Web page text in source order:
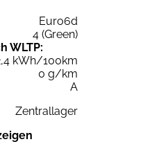
Euro6d
4 (Green)
WLTP:
kWh/100km
0 g/km
A
Zentrallager